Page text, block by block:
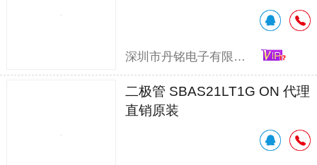
深圳市丹铭电子有限公司
二极管 SBAS21LT1G ON 代理
直销原装